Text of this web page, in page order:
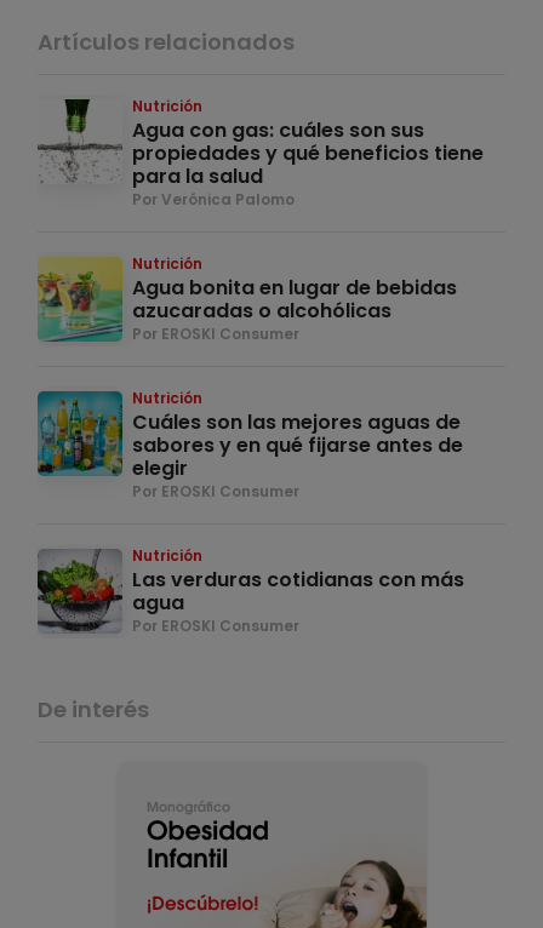
Artículos relacionados
Nutrición
Agua con gas: cuáles son sus
propiedades y qué beneficios tiene
para la salud
Por Verónica Palomo
Nutrición
Agua bonita en lugar de bebidas
azucaradas o alcohólicas
Por EROSKI Consumer
Nutrición
Cuáles son las mejores aguas de
sabores y en qué fijarse antes de
elegir
Por EROSKI Consumer
Nutrición
Las verduras cotidianas con más
agua
Por EROSKI Consumer
De interés